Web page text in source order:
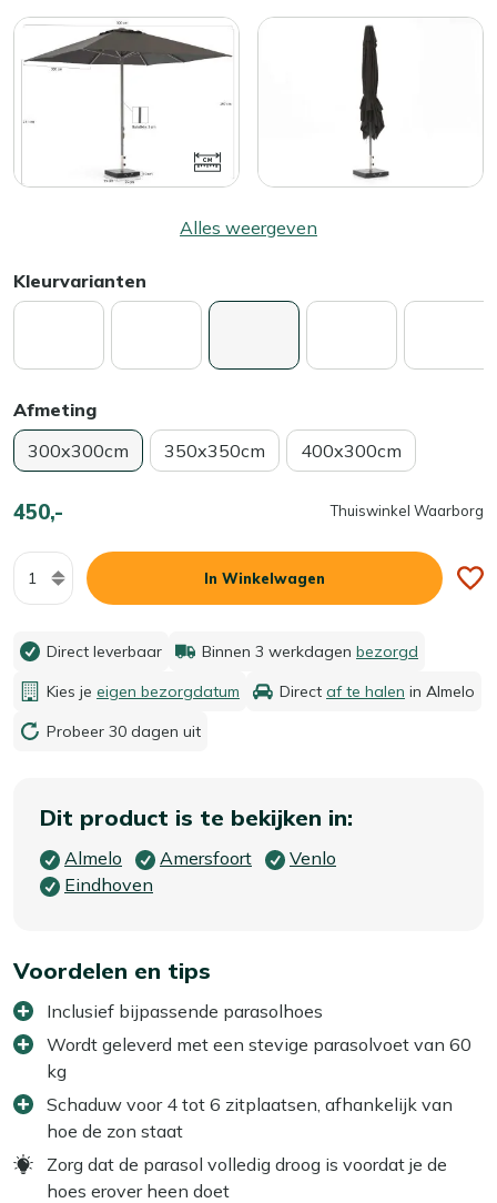
Alles weergeven
Kleurvarianten
Afmeting
300x300cm
350x350cm 400x300cm
450,- Thuiswinkel Waarborg
Aantal
In Winkelwagen
Direct leverbaar Binnen 3 werkdagen bezorgd
Kies je eigen bezorgdatum Direct af te halen in Almelo
Probeer 30 dagen uit
Dit product is te bekijken in:
Almelo Amersfoort
Venlo
Eindhoven
Voordelen en tips
Inclusief bijpassende parasolhoes
Wordt geleverd met een stevige parasolvoet van 60
kg
Schaduw voor 4 tot 6 zitplaatsen, afhankelijk van
hoe de zon staat
Zorg dat de parasol volledig droog is voordat je de
hoes erover heen doet